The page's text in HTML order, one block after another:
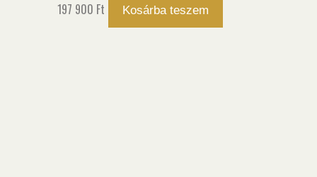
197 900 Ft Kosárba teszem